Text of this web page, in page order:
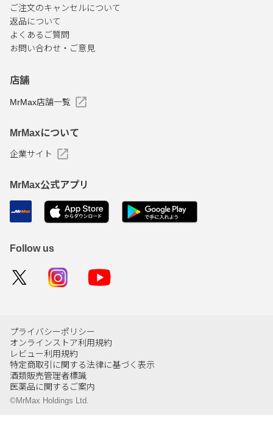
ご注文のキャンセルについて
返品について
よくあるご質問
お問い合わせ・ご意見
店舗
MrMax店舗一覧
MrMaxについて
企業サイト
MrMax公式アプリ
Follow us
プライバシーポリシー
オンラインストア利用規約
レビュー利用規約
特定商取引に関する法律に基づく表示
酒類販売管理者標識
医薬品に関するご案内
©MrMax Holdings Ltd.